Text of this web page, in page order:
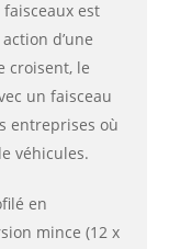
est
d’une
croisent, le
un faisceau
entreprises où
véhicules.
en
mince (12 x